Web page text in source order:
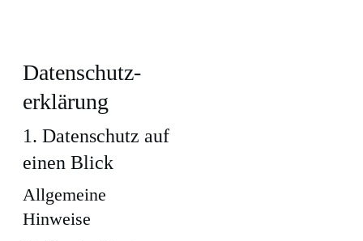
Datenschutz­
erklärung
1. Datenschutz auf
einen Blick
Allgemeine
Hinweise